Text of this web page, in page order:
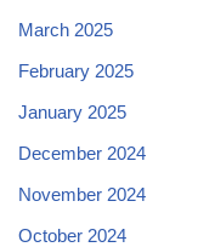
March 2025
February 2025
January 2025
December 2024
November 2024
October 2024